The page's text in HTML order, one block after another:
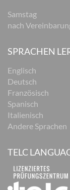
Samstag
nach
SPRACHEN
Englisch
Deutsch
Französisch
Spanisch
Italienisch
Andere Sprachen
TELC